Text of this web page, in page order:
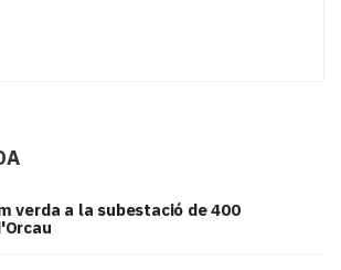
verda a la subestació de 400